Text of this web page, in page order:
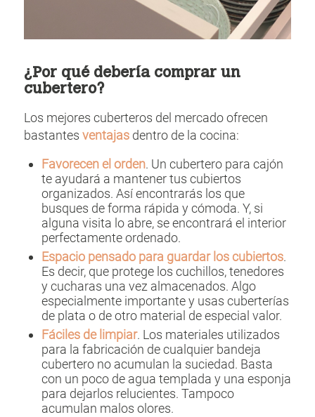
¿Por qué debería comprar un
cubertero?
Los mejores cuberteros del mercado ofrecen
bastantes ventajas dentro de la cocina:
Favorecen el orden. Un cubertero para cajón
te ayudará a mantener tus cubiertos
organizados. Así encontrarás los que
busques de forma rápida y cómoda. Y, si
alguna visita lo abre, se encontrará el interior
perfectamente ordenado.
Espacio pensado para guardar los cubiertos.
Es decir, que protege los cuchillos, tenedores
y cucharas una vez almacenados. Algo
especialmente importante y usas cuberterías
de plata o de otro material de especial valor.
Fáciles de limpiar. Los materiales utilizados
para la fabricación de cualquier bandeja
cubertero no acumulan la suciedad. Basta
con un poco de agua templada y una esponja
para dejarlos relucientes. Tampoco
acumulan malos olores.